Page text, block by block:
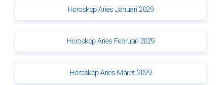
Horoskop Aries Januari 2029
Horoskop Aries Februari 2029
Horoskop Aries Maret 2029